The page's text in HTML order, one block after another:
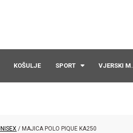
KOŠULJE SPORT VJERSKI M.
/ MAJICA POLO PIQUE KA250